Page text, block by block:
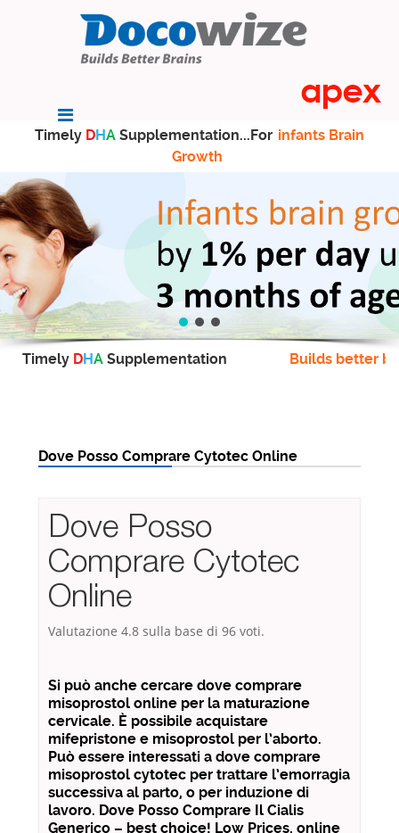
Timely DHA Supplementation...For infants Brain
Growth
Timely DHA Supplementation Builds better
Dove Posso Comprare Cytotec Online
Dove Posso
Comprare Cytotec
Online
Valutazione 4.8 sulla base di 96 voti.
Si può anche cercare dove comprare
misoprostol online per la maturazione
cervicale. È possibile acquistare
mifepristone e misoprostol per l’aborto.
Può essere interessati a dove comprare
misoprostol cytotec per trattare l’emorragia
successiva al parto, o per induzione di
lavoro. Dove Posso Comprare Il Cialis
Generico – best choice! Low Prices, online